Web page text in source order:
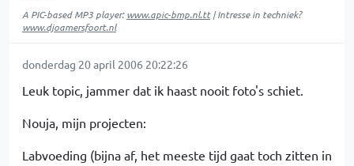
A PIC-based MP3 player:www.apic-bmp.nl.tt| Intresse in techniek?
www.djoamersfoort.nl
donderdag 20 april 2006 20:22:26
Leuk topic, jammer dat ik haast nooit foto's schiet.
Nouja, mijn projecten:
Labvoeding (bijna af, het meeste tijd gaat toch zitten in